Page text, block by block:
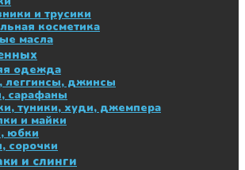
и трусики
косметика
масла
одежда
леггинсы, джинсы
сарафаны
туники, худи, джемпера
и майки
юбки
сорочки
и слинги